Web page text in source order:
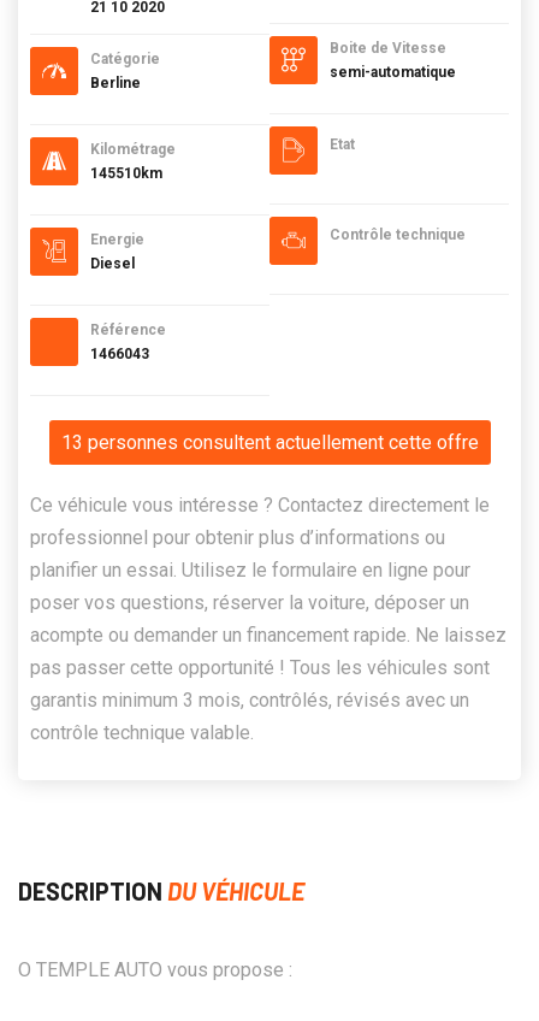
21 10 2020
Catégorie
Berline
Kilométrage
145510km
Energie
Diesel
Référence
1466043
Boite de Vitesse
semi-automatique
Etat
Contrôle technique
13 personnes consultent actuellement cette offre
Ce véhicule vous intéresse ? Contactez directement le
professionnel pour obtenir plus d’informations ou
planifier un essai. Utilisez le formulaire en ligne pour
poser vos questions, réserver la voiture, déposer un
acompte ou demander un financement rapide. Ne laissez
pas passer cette opportunité ! Tous les véhicules sont
garantis minimum 3 mois, contrôlés, révisés avec un
contrôle technique valable.
DESCRIPTION DU VÉHICULE
O TEMPLE AUTO vous propose :